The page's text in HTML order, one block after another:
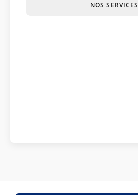
NOS SERVICES